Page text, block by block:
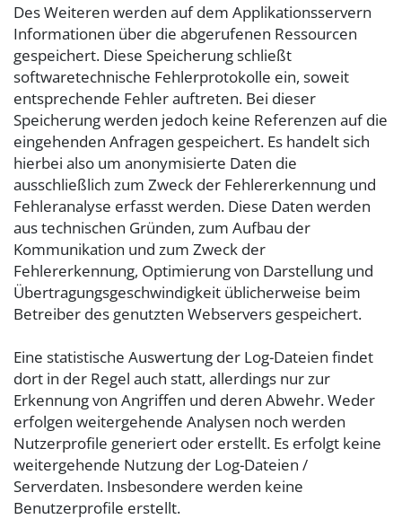
Des Weiteren werden auf dem Applikationsservern
Informationen über die abgerufenen Ressourcen
gespeichert. Diese Speicherung schließt
softwaretechnische Fehlerprotokolle ein, soweit
entsprechende Fehler auftreten. Bei dieser
Speicherung werden jedoch keine Referenzen auf die
eingehenden Anfragen gespeichert. Es handelt sich
hierbei also um anonymisierte Daten die
ausschließlich zum Zweck der Fehlererkennung und
Fehleranalyse erfasst werden. Diese Daten werden
aus technischen Gründen, zum Aufbau der
Kommunikation und zum Zweck der
Fehlererkennung, Optimierung von Darstellung und
Übertragungsgeschwindigkeit üblicherweise beim
Betreiber des genutzten Webservers gespeichert.
Eine statistische Auswertung der Log-Dateien findet
dort in der Regel auch statt, allerdings nur zur
Erkennung von Angriffen und deren Abwehr. Weder
erfolgen weitergehende Analysen noch werden
Nutzerprofile generiert oder erstellt. Es erfolgt keine
weitergehende Nutzung der Log-Dateien /
Serverdaten. Insbesondere werden keine
Benutzerprofile erstellt.